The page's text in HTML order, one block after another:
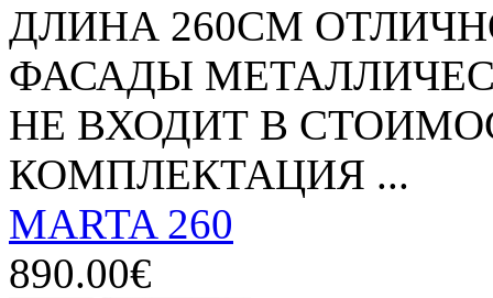
ДЛИНА 260СМ
ФАСАДЫ
НЕ ВХОДИТ В
КОМПЛЕКТАЦИЯ ...
MARTA 260
890.00€